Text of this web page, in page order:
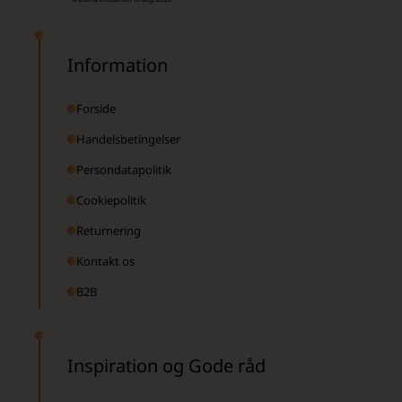
Information
Forside
Handelsbetingelser
Persondatapolitik
Cookiepolitik
Returnering
Kontakt os
B2B
Inspiration og Gode råd